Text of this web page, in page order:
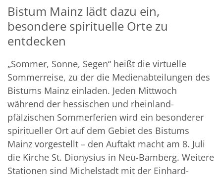
Bistum Mainz lädt dazu ein,
besondere spirituelle Orte zu
entdecken
„Sommer, Sonne, Segen“ heißt die virtuelle
Sommerreise, zu der die Medienabteilungen des
Bistums Mainz einladen. Jeden Mittwoch
während der hessischen und rheinland-
pfälzischen Sommerferien wird ein besonderer
spiritueller Ort auf dem Gebiet des Bistums
Mainz vorgestellt – den Auftakt macht am 8. Juli
die Kirche St. Dionysius in Neu-Bamberg. Weitere
Stationen sind Michelstadt mit der Einhard-